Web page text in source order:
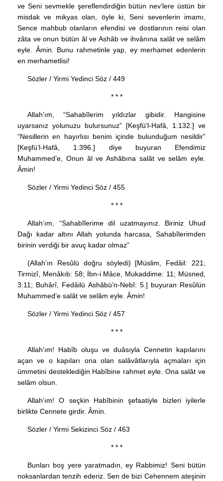
ve Seni sevmekle şereflendirdiğin bütün nev’lere üstün bir
misdak ve mikyas olan, öyle ki, Seni sevenlerin imamı,
Sence mahbub olanların efendisi ve dostlarının reisi olan
zâta ve onun bütün âl ve Ashâb ve ihvânına salât ve selâm
eyle. Âmin. Bunu rahmetinle yap, ey merhamet edenlerin
en merhametlisi!
Sözler / Yirmi Yedinci Söz / 449
* * *
Allah’ım, “Sahabîlerim yıldızlar gibidir. Hangisine
uyarsanız yolunuzu bulursunuz” [Keşfü’l-Hafâ, 1:132.] ve
“Nesillerin en hayırlısı benim içinde bulunduğum nesildir”
[Keşfü’l-Hafâ, 1:396.] diye buyuran Efendimiz
Muhammed’e, Onun âl ve Ashâbına salât ve selâm eyle.
Âmin!
Sözler / Yirmi Yedinci Söz / 455
* * *
Allah’ım, “Sahabîlerime dil uzatmayınız. Biriniz Uhud
Dağı kadar altını Allah yolunda harcasa, Sahabîlerimden
birinin verdiği bir avuç kadar olmaz”
(Allah’ın Resûlü doğru söyledi) [Müslim, Fedâil: 221;
Tirmizî, Menâkıb: 58; İbn-i Mâce, Mukaddime: 11; Müsned,
3:11; Buhârî, Fedâilü Ashâbü’n-Nebî: 5.] buyuran Resûlün
Muhammed’e salât ve selâm eyle. Âmin!
Sözler / Yirmi Yedinci Söz / 457
* * *
Allah’ım! Habîb oluşu ve duâsıyla Cennetin kapılarını
açan ve o kapıları ona olan salâvâtlarıyla açmaları için
ümmetini desteklediğin Habîbine rahmet eyle. Ona salât ve
selâm olsun.
Allah’ım! O seçkin Habîbinin şefaatiyle bizleri iyilerle
birlikte Cennete girdir. Âmin.
Sözler / Yirmi Sekizinci Söz / 463
* * *
Bunları boş yere yaratmadın, ey Rabbimiz! Seni bütün
noksanlardan tenzih ederiz. Sen de bizi Cehennem ateşinin